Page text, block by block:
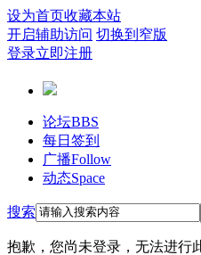
设为首页收藏本站
开启辅助访问 切换到窄版
登录立即注册
论坛BBS
每日签到
广播Follow
动态Space
搜索
抱歉，您尚未登录，无法进行